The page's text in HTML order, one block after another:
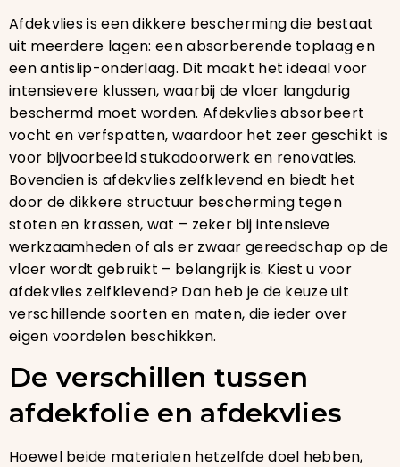
Afdekvlies is een dikkere bescherming die bestaat
uit meerdere lagen: een absorberende toplaag en
een antislip-onderlaag. Dit maakt het ideaal voor
intensievere klussen, waarbij de vloer langdurig
beschermd moet worden. Afdekvlies absorbeert
vocht en verfspatten, waardoor het zeer geschikt is
voor bijvoorbeeld stukadoorwerk en renovaties.
Bovendien is afdekvlies zelfklevend en biedt het
door de dikkere structuur bescherming tegen
stoten en krassen, wat – zeker bij intensieve
werkzaamheden of als er zwaar gereedschap op de
vloer wordt gebruikt – belangrijk is. Kiest u voor
afdekvlies zelfklevend? Dan heb je de keuze uit
verschillende soorten en maten, die ieder over
eigen voordelen beschikken.
De verschillen tussen
afdekfolie en afdekvlies
Hoewel beide materialen hetzelfde doel hebben,